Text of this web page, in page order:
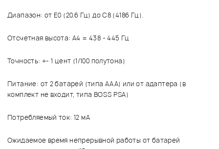
Диапазон: от E0 (20.6 Гц) до C8 (4186 Гц).
Отсчетная высота: A4 = 438 - 445 Гц
Точность: +- 1 цент (1/100 полутона)
Питание: от 2 батарей (типа AAA) или от адаптера (в
комплект не входит, типа BOSS PSA)
Потребляемый ток: 12 мА
Ожидаемое время непрерывной работы от батарей